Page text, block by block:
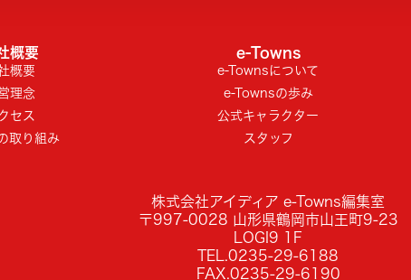
概要
概要
理念
セス
取り組み
e-Towns
e-Townsについて
e-Townsの歩み
公式キャラクター
スタッフ
株式会社アイディア e-Towns編集室
〒997-0028 山形県鶴岡市山王町9-23
LOGI9 1F
TEL.0235-29-6188
FAX.0235-29-6190